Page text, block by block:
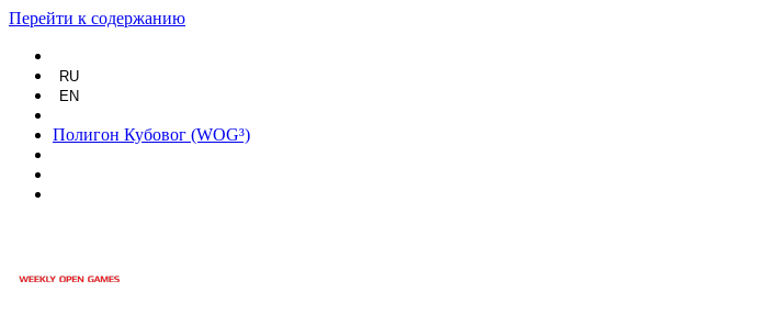
Перейти к содержанию
RU
EN
Полигон Кубовог (WOG³)